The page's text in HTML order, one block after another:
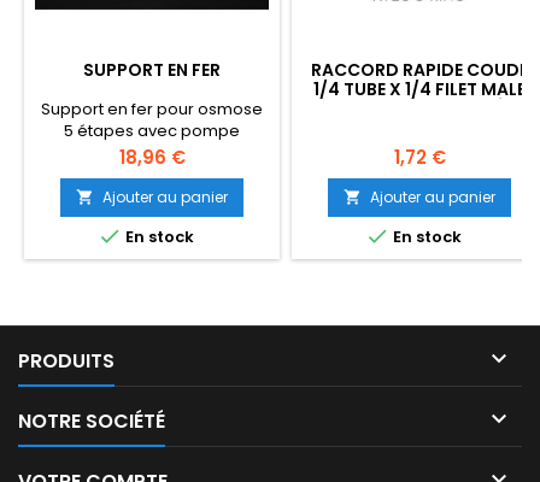
SUPPORT EN FER
Support en fer pour osmose
5 étapes avec pompe
Prix
18,96 €
 Ajouter au panier
 En stock
RACCORD RAPIDE COUDE
1/4 TUBE X 1/4 FILET MALE
Prix
1,72 €
 Ajouter au panier
 En stock
PRODUITS 
NOTRE SOCIÉTÉ 